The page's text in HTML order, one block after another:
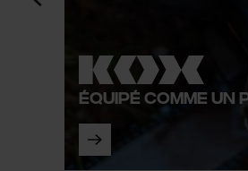
Équipé comme un